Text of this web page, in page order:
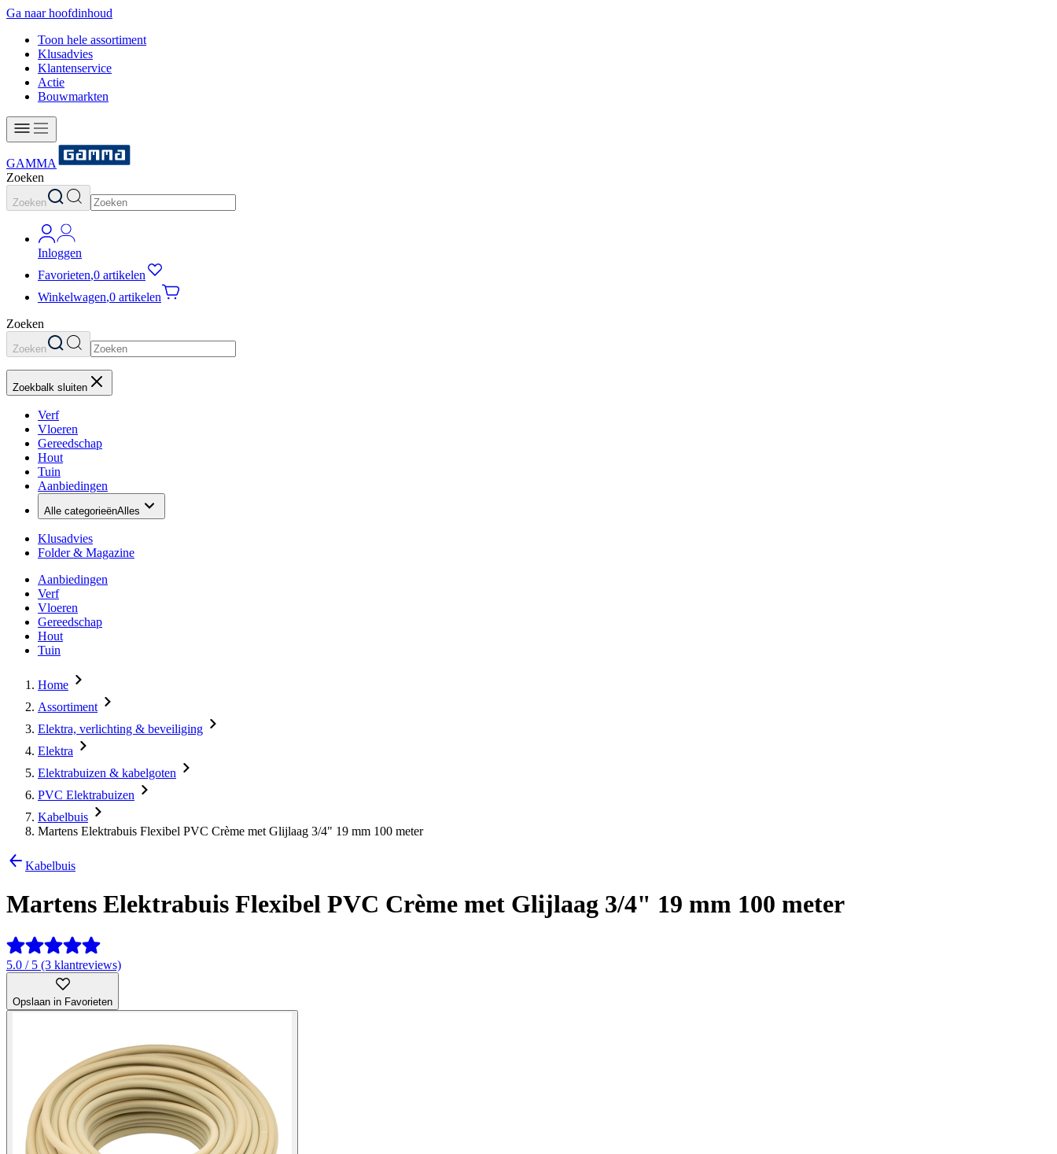
Ga naar hoofdinhoud
Toon hele assortiment
Klusadvies
Klantenservice
Actie
Bouwmarkten
GAMMA
Zoeken
Zoeken
Inloggen
Favorieten,0 artikelen
Winkelwagen,0 artikelen
Zoeken
Zoeken
Zoekbalk sluiten
Verf
Vloeren
Gereedschap
Hout
Tuin
Aanbiedingen
Alle categorieënAlles
Klusadvies
Folder & Magazine
Aanbiedingen
Verf
Vloeren
Gereedschap
Hout
Tuin
Home
Assortiment
Elektra, verlichting & beveiliging
Elektra
Elektrabuizen & kabelgoten
PVC Elektrabuizen
Kabelbuis
Martens Elektrabuis Flexibel PVC Crème met Glijlaag 3/4" 19 mm 100 meter
Kabelbuis
Martens Elektrabuis Flexibel PVC Crème met Glijlaag 3/4" 19 mm 100 meter
5.0 / 5 (3 klantreviews)
Opslaan in Favorieten